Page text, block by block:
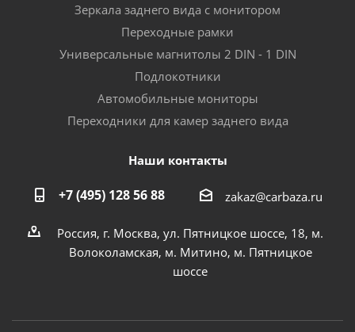
Зеркала заднего вида с монитором
Переходные рамки
Универсальные магнитолы 2 DIN - 1 DIN
Подлокотники
Автомобильные мониторы
Переходники для камер заднего вида
Наши контакты
+7 (495) 128 56 88 zakaz@carbaza.ru
Россия, г. Москва, ул. Пятницкое шоссе, 18, м.
Волоколамская, м. Митино, м. Пятницкое
шоссе